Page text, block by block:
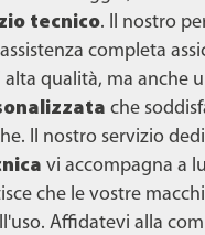
tecnico. Il nostro
completa
qualità, ma anche
che
Il nostro servizio
vi accompagna a
che le vostre
Affidatevi alla